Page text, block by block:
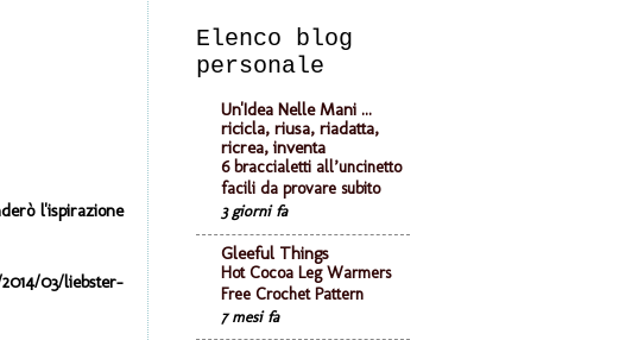
l'ispirazione
03/liebster-
Elenco blog
personale
Un'Idea Nelle Mani ...
ricicla, riusa, riadatta,
ricrea, inventa
6 braccialetti all’uncinetto
facili da provare subito
3 giorni fa
Gleeful Things
Hot Cocoa Leg Warmers
Free Crochet Pattern
7 mesi fa